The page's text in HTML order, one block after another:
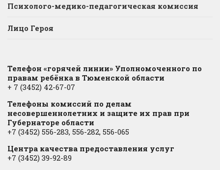
Психолого-медико-педагогическая комиссия
Лицо Героя
Телефон «горячей линии» Уполномоченного по
правам ребёнка в Тюменской области
+ 7 (3452) 42-67-07
Телефоны комиссий по делам
несовершеннолетних и защите их прав при
Губернаторе области
+7 (3452) 556-283, 556-282, 556-065
Центра качества предоставления услуг
+7 (3452) 39-92-89